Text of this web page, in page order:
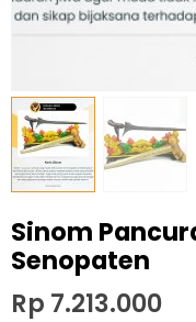
Sinom
Senopaten
Rp 7.213.000